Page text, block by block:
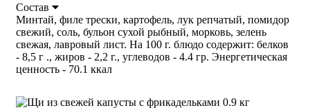
Состав
Минтай, филе трески, картофель, лук репчатый, помидор
свежий, соль, бульон сухой рыбный, морковь, зелень
свежая, лавровый лист. На 100 г. блюдо содержит: белков
- 8,5 г ., жиров - 2,2 г., углеводов - 4.4 гр. Энергетическая
ценность - 70.1 ккал